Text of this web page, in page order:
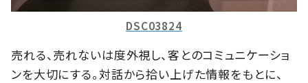
DSC03824
売れる、売れないは度外視し、客とのコミュニケーショ
ンを大切にする。対話から拾い上げた情報をもとに、